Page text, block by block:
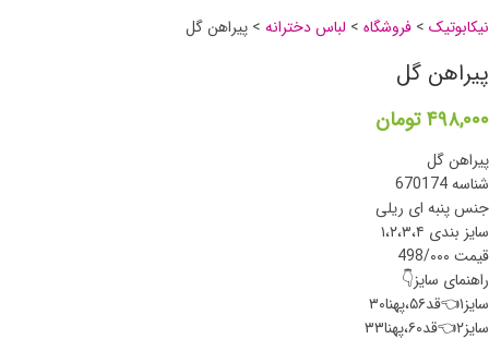
نیکابوتیک > فروشگاه > لباس دخترانه > پیراهن گل
پیراهن گل
۴۹۸,۰۰۰ تومان
پیراهن گل
شناسه 670174
جنس پنبه ای ریلی
سایز بندی ۱،۲،۳،۴
قیمت 498/۰۰۰
راهنمای سایز👇
سایز۱👈قد۵۶،پهنا۳۰
سایز۲👈قد۶۰،پهنا۳۳